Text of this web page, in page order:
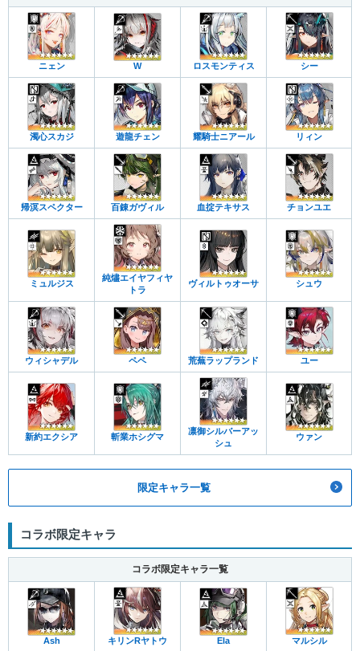
ニェン W ロスモンティス シー
濁心スカジ 遊龍チェン 耀騎士ニアール リィン
帰溟スペクター 百錬ガヴィル 血掟テキサス チョンユエ
ミュルジス
純燼エイヤフィヤ
トラ
ヴィルトゥオーサ シュウ
ウィシャデル ペペ 荒蕪ラップランド ユー
新約エクシア 斬業ホシグマ
凛御シルバーアッ
シュ
ウァン
限定キャラ一覧
コラボ限定キャラ
コラボ限定キャラ一覧
Ash キリンRヤトウ Ela マルシル